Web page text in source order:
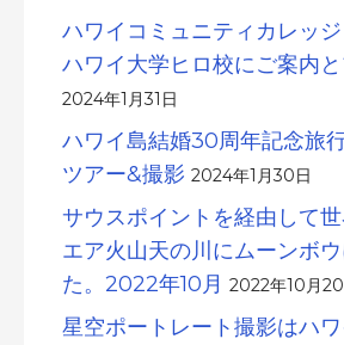
ハワイコミュニティカレッ
ハワイ大学ヒロ校にご案内と
2024年1月31日
ハワイ島結婚30周年記念旅
ツアー&撮影 2024年1月30日
サウスポイントを経由して
エア火山天の川にムーンボ
た。2022年10月 2022年10月
星空ポートレート撮影はハ